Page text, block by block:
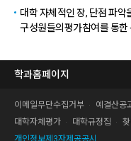
대학 자체적인 장, 단점 파악
구성원들의평가참여를 통한
학과홈페이지
이메일무단수집거부 예결산공
대학자체평가
대학규정집
개인정보제3자제공공시